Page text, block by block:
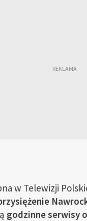
w Telewizji
godzinne serwisy